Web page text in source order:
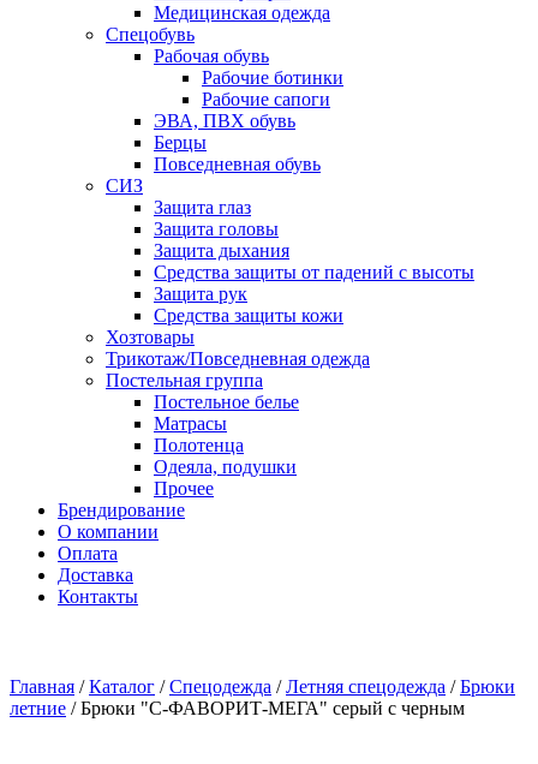
Медицинская одежда
Спецобувь
Рабочая обувь
Рабочие ботинки
Рабочие сапоги
ЭВА, ПВХ обувь
Берцы
Повседневная обувь
СИЗ
Защита глаз
Защита головы
Защита дыхания
Средства защиты от падений с высоты
Защита рук
Средства защиты кожи
Хозтовары
Трикотаж/Повседневная одежда
Постельная группа
Постельное белье
Матрасы
Полотенца
Одеяла, подушки
Прочее
Брендирование
О компании
Оплата
Доставка
Контакты
Главная / Каталог / Спецодежда / Летняя спецодежда / Брюки
летние / Брюки "С-ФАВОРИТ-МЕГА" серый с черным